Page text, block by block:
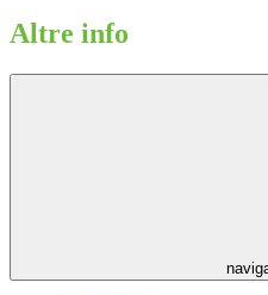
Altre info